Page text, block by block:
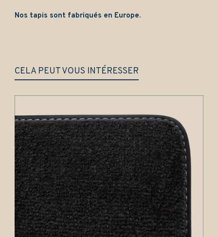
Nos tapis sont fabriqués en Europe.
CELA PEUT VOUS INTÉRESSER